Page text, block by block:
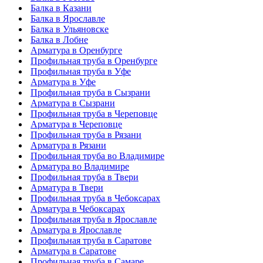
Балка в Казани
Балка в Ярославле
Балка в Ульяновске
Балка в Лобне
Арматура в Оренбурге
Профильная труба в Оренбурге
Профильная труба в Уфе
Арматура в Уфе
Профильная труба в Сызрани
Арматура в Сызрани
Профильная труба в Череповце
Арматура в Череповце
Профильная труба в Рязани
Арматура в Рязани
Профильная труба во Владимире
Арматура во Владимире
Профильная труба в Твери
Арматура в Твери
Профильная труба в Чебоксарах
Арматура в Чебоксарах
Профильная труба в Ярославле
Арматура в Ярославле
Профильная труба в Саратове
Арматура в Саратове